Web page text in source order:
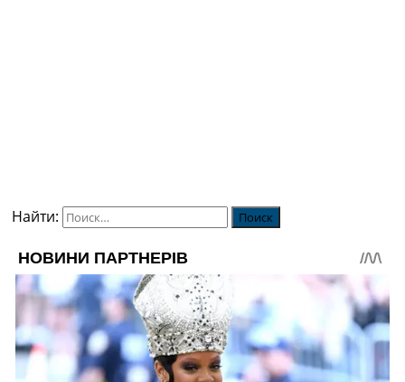
Найти: